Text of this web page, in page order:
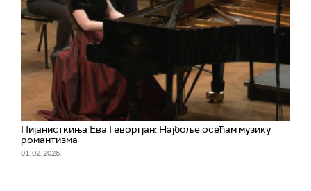
Пијанисткиња Ева Геворгјан: Најбоље осећам музику
романтизма
01. 02. 2026.